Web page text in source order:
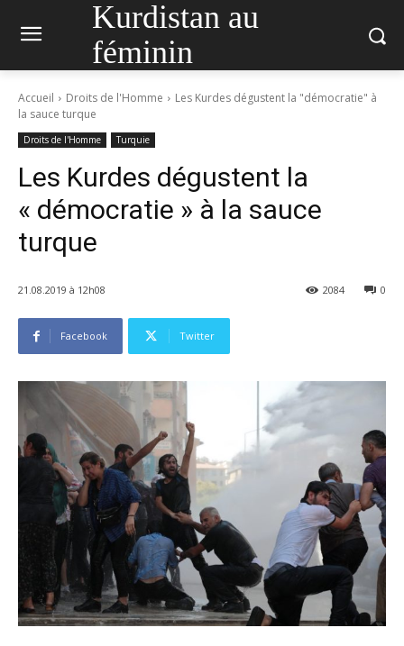
Kurdistan au
féminin
Accueil Droits de l'Homme
Les Kurdes dégustent la "démocratie" à
la sauce turque
Droits de l'Homme Turquie
Les Kurdes dégustent la
« démocratie » à la sauce
turque
21.08.2019 à 12h08 0
2084
Facebook Twitter